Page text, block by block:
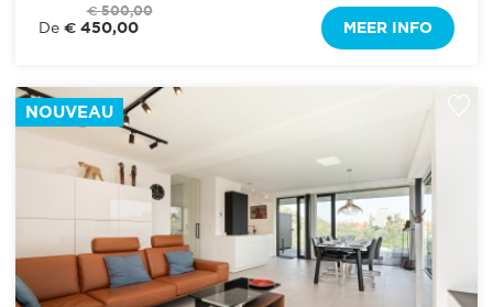
€ 500,00
De € 450,00 MEER INFO
NOUVEAU